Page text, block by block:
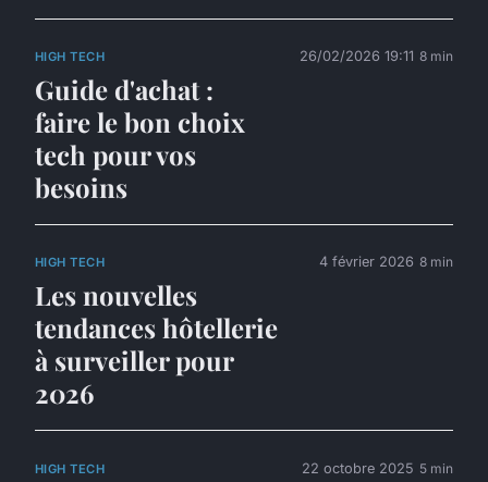
HIGH TECH
Guide d'achat :
faire le bon choix
tech pour vos
besoins
26/02/2026 19:11 8 min
HIGH TECH
Les nouvelles
tendances hôtellerie
à surveiller pour
2026
4 février 2026 8 min
HIGH TECH 22 octobre 2025 5 min